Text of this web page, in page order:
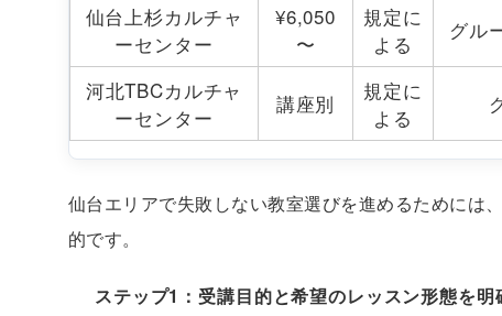
仙台上杉カルチャ
ーセンター
¥6,050
〜
規定に
よる
グル
河北TBCカルチャ
ーセンター
講座別
規定に
よる
仙台エリアで失敗しない教室選びを進めるためには
的です。
ステップ1：受講目的と希望のレッスン形態を明